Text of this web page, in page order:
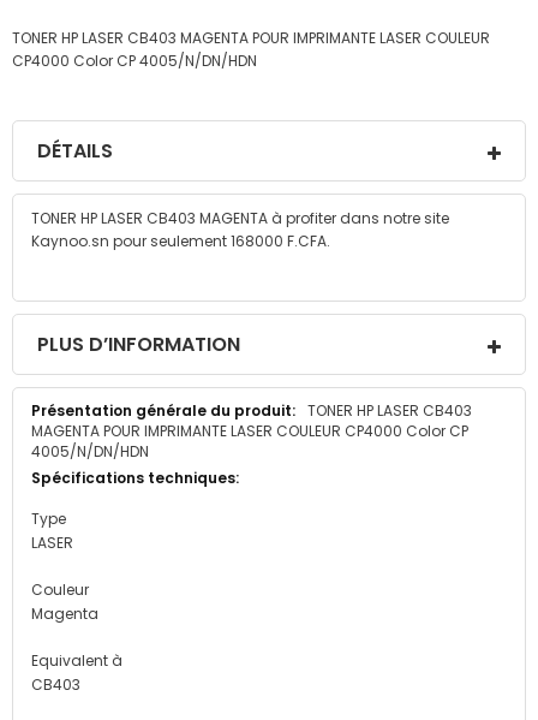
TONER HP LASER CB403 MAGENTA POUR IMPRIMANTE LASER COULEUR
CP4000 Color CP 4005/N/DN/HDN
DÉTAILS
TONER HP LASER CB403 MAGENTA à profiter dans notre site
Kaynoo.sn pour seulement 168000 F.CFA.
PLUS D’INFORMATION
Plus
d’information
TONER HP LASER CB403
MAGENTA POUR IMPRIMANTE LASER COULEUR CP4000 Color CP
4005/N/DN/HDN
Type
LASER
Couleur
Magenta
Equivalent à
CB403